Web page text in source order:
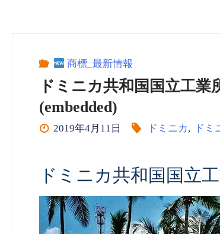
商標_最新情報
ドミニカ共和国国立工業
(embedded)
2019年4月11日 ドミニカ, ドミ
ドミニカ共和国国立